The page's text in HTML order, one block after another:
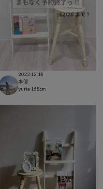
2023.12.18
本部
yurie 168cm